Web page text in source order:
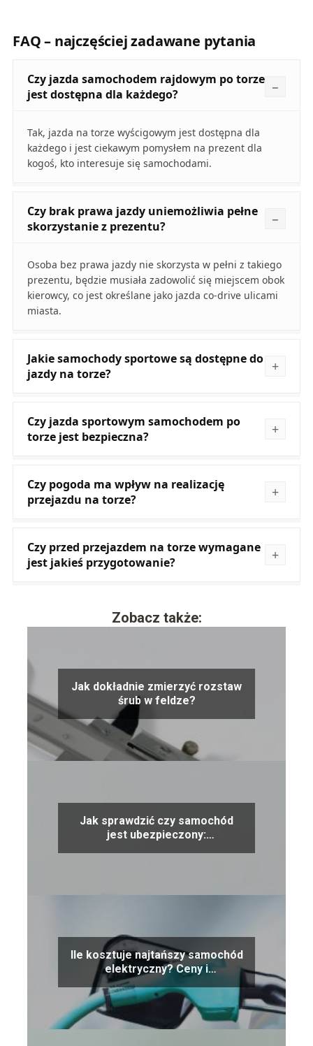
FAQ – najczęściej zadawane pytania
Czy jazda samochodem rajdowym po torze
jest dostępna dla każdego?
Tak, jazda na torze wyścigowym jest dostępna dla
każdego i jest ciekawym pomysłem na prezent dla
kogoś, kto interesuje się samochodami.
Czy brak prawa jazdy uniemożliwia pełne
skorzystanie z prezentu?
Osoba bez prawa jazdy nie skorzysta w pełni z takiego
prezentu, będzie musiała zadowolić się miejscem obok
kierowcy, co jest określane jako jazda co-drive ulicami
miasta.
Jakie samochody sportowe są dostępne do
jazdy na torze?
Czy jazda sportowym samochodem po
torze jest bezpieczna?
Czy pogoda ma wpływ na realizację
przejazdu na torze?
Czy przed przejazdem na torze wymagane
jest jakieś przygotowanie?
Zobacz także:
Jak dokładnie zmierzyć rozstaw
śrub w feldze?
Jak sprawdzić czy samochód
jest ubezpieczony:
Ile kosztuje najtańszy samochód
elektryczny? Ceny i
oszczędności